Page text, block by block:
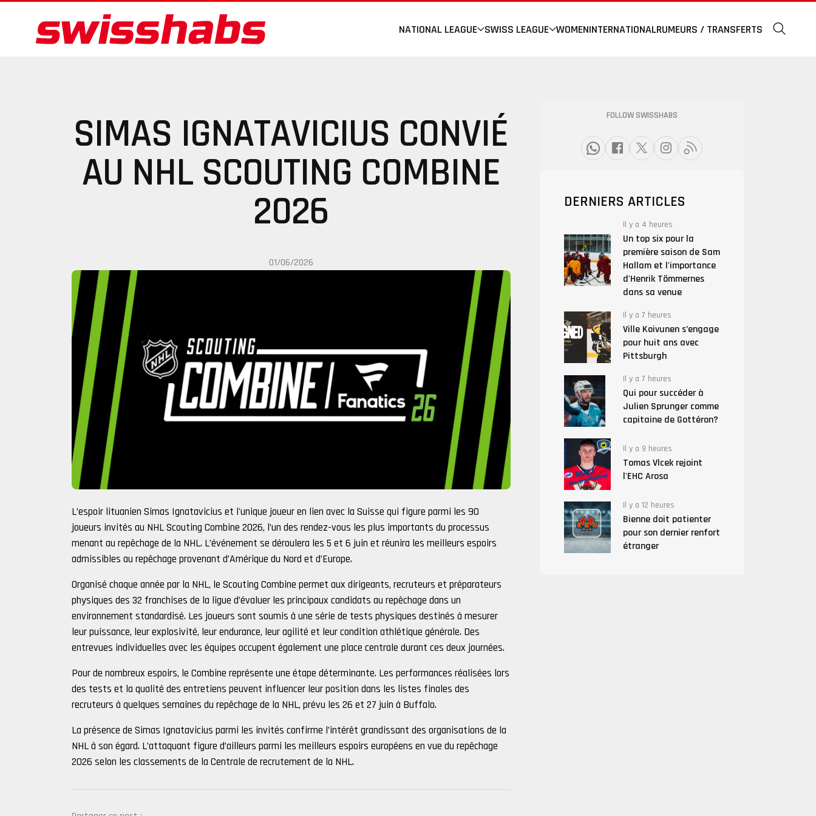
NATIONAL LEAGUE SWISS LEAGUE WOMENINTERNATIONALRUMEURS / TRANSFERTS
SIMAS IGNATAVICIUS CONVIÉ
AU NHL SCOUTING COMBINE
2026
01/06/2026
L’espoir lituanien Simas Ignatavicius et l'unique joueur en lien avec la Suisse qui figure parmi les 90
joueurs invités au NHL Scouting Combine 2026, l’un des rendez-vous les plus importants du processus
menant au repêchage de la NHL. L’événement se déroulera les 5 et 6 juin et réunira les meilleurs espoirs
admissibles au repêchage provenant d’Amérique du Nord et d’Europe.
Organisé chaque année par la NHL, le Scouting Combine permet aux dirigeants, recruteurs et préparateurs
physiques des 32 franchises de la ligue d’évaluer les principaux candidats au repêchage dans un
environnement standardisé. Les joueurs sont soumis à une série de tests physiques destinés à mesurer
leur puissance, leur explosivité, leur endurance, leur agilité et leur condition athlétique générale. Des
entrevues individuelles avec les équipes occupent également une place centrale durant ces deux journées.
Pour de nombreux espoirs, le Combine représente une étape déterminante. Les performances réalisées lors
des tests et la qualité des entretiens peuvent influencer leur position dans les listes finales des
recruteurs à quelques semaines du repêchage de la NHL, prévu les 26 et 27 juin à Buffalo.
La présence de Simas Ignatavicius parmi les invités confirme l’intérêt grandissant des organisations de la
NHL à son égard. L’attaquant figure d’ailleurs parmi les meilleurs espoirs européens en vue du repêchage
2026 selon les classements de la Centrale de recrutement de la NHL.
FOLLOW SWISSHABS
DERNIERS ARTICLES
Il y a 4 heures
Un top six pour la
première saison de Sam
Hallam et l'importance
d'Henrik Tömmernes
dans sa venue
Il y a 7 heures
Ville Koivunen s’engage
pour huit ans avec
Pittsburgh
Il y a 7 heures
Qui pour succéder à
Julien Sprunger comme
capitaine de Gottéron?
Il y a 9 heures
Tomas Vlcek rejoint
l'EHC Arosa
Il y a 12 heures
Bienne doit patienter
pour son dernier renfort
étranger